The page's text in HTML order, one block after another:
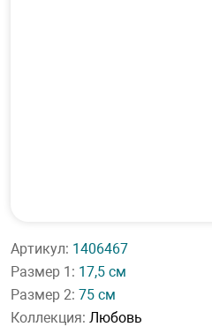
Артикул: 1406467
Размер 1: 17,5 см
Размер 2: 75 см
Коллекция: Любовь